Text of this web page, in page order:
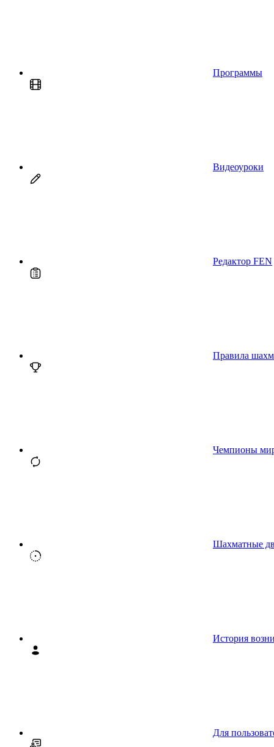
Программы
Видеоуроки
Редактор FEN
Правила
Чемпионы
Шахматные
История
Для